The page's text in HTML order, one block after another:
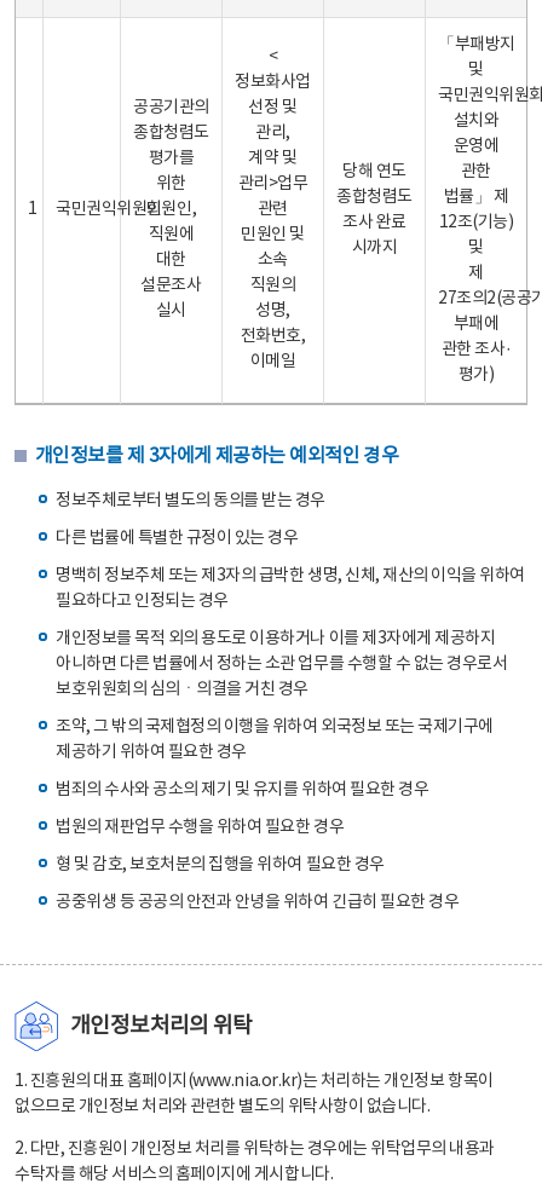
1 국민권익위원회
공공기관의
종합청렴도
평가를
위한
민원인,
직원에
대한
설문조사
실시
<
정보화사업
선정 및
관리,
계약 및
관리>업무
관련
민원인 및
소속
직원의
성명,
전화번호,
이메일
당해 연도
종합청렴도
조사 완료
시까지
「부패방지
및
국민권익위원
설치와
운영에
관한
법률」 제
12조(기능)
및
제
27조의2(공공
부패에
관한 조사·
평가)
개인정보를 제 3자에게 제공하는 예외적인 경우
정보주체로부터 별도의 동의를 받는 경우
다른 법률에 특별한 규정이 있는 경우
명백히 정보주체 또는 제3자의 급박한 생명, 신체, 재산의 이익을 위하여
필요하다고 인정되는 경우
개인정보를 목적 외의 용도로 이용하거나 이를 제3자에게 제공하지
아니하면 다른 법률에서 정하는 소관 업무를 수행할 수 없는 경우로서
보호위원회의 심의ㆍ의결을 거친 경우
조약, 그 밖의 국제협정의 이행을 위하여 외국정보 또는 국제기구에
제공하기 위하여 필요한 경우
범죄의 수사와 공소의 제기 및 유지를 위하여 필요한 경우
법원의 재판업무 수행을 위하여 필요한 경우
형 및 감호, 보호처분의 집행을 위하여 필요한 경우
공중위생 등 공공의 안전과 안녕을 위하여 긴급히 필요한 경우
개인정보처리의 위탁
1. 진흥원의 대표 홈페이지(www.nia.or.kr)는 처리하는 개인정보 항목이
없으므로 개인정보 처리와 관련한 별도의 위탁사항이 없습니다.
2. 다만, 진흥원이 개인정보 처리를 위탁하는 경우에는 위탁업무의 내용과
수탁자를 해당 서비스의 홈페이지에 게시합니다.